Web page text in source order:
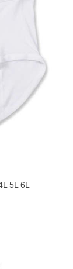
、お客様がご使用
すので店頭での売
まう場合がござい
合速やかにご連絡
品は1本につき税
裾にファスナーや
ださい。
とさせて頂いてお
5L 6L